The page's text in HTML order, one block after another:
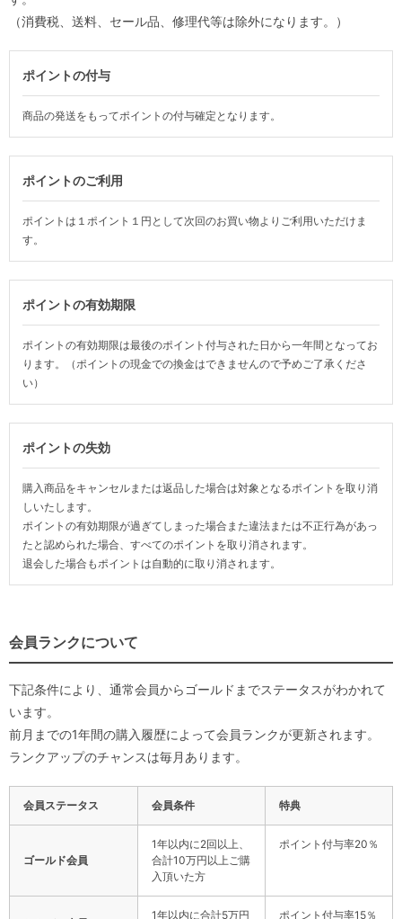
（消費税、送料、セール品、修理代等は除外になります。）
ポイントの付与
商品の発送をもってポイントの付与確定となります。
ポイントのご利用
ポイントは１ポイント１円として次回のお買い物よりご利用いただけま
す。
ポイントの有効期限
ポイントの有効期限は最後のポイント付与された日から一年間となってお
ります。（ポイントの現金での換金はできませんので予めご了承くださ
い）
ポイントの失効
購入商品をキャンセルまたは返品した場合は対象となるポイントを取り消
しいたします。
ポイントの有効期限が過ぎてしまった場合また違法または不正行為があっ
たと認められた場合、すべてのポイントを取り消されます。
退会した場合もポイントは自動的に取り消されます。
会員ランクについて
下記条件により、通常会員からゴールドまでステータスがわかれて
います。
前月までの1年間の購入履歴によって会員ランクが更新されます。
ランクアップのチャンスは毎月あります。
会員ステータス 会員条件 特典
ゴールド会員
1年以内に2回以上、
合計10万円以上ご購
入頂いた方
ポイント付与率20％
1年以内に合計5万円
ポイント付与率15％